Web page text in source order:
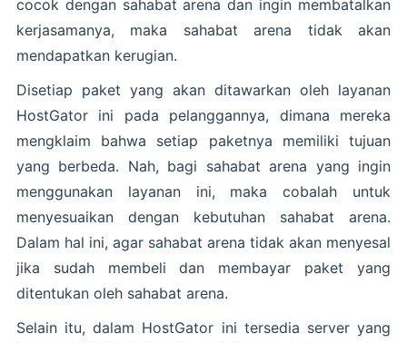
cocok dengan sahabat arena dan ingin membatalkan
kerjasamanya, maka sahabat arena tidak akan
mendapatkan kerugian.
Disetiap paket yang akan ditawarkan oleh layanan
HostGator ini pada pelanggannya, dimana mereka
mengklaim bahwa setiap paketnya memiliki tujuan
yang berbeda. Nah, bagi sahabat arena yang ingin
menggunakan layanan ini, maka cobalah untuk
menyesuaikan dengan kebutuhan sahabat arena.
Dalam hal ini, agar sahabat arena tidak akan menyesal
jika sudah membeli dan membayar paket yang
ditentukan oleh sahabat arena.
Selain itu, dalam HostGator ini tersedia server yang